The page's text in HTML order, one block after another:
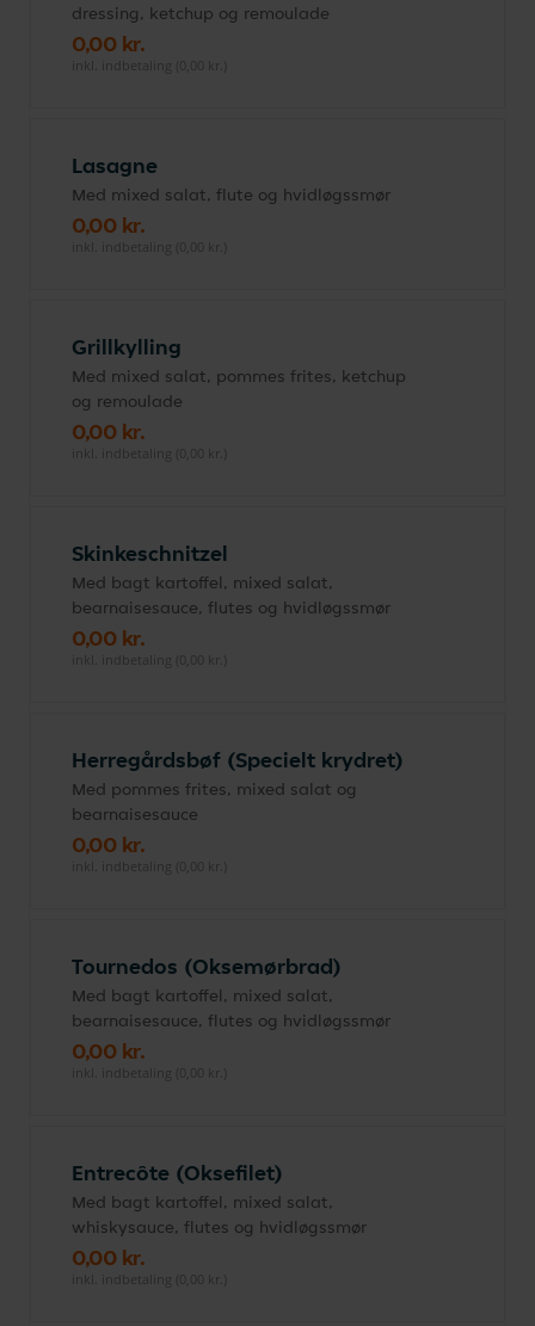
dressing, ketchup og remoulade
0,00 kr.
inkl. indbetaling (0,00 kr.)
Lasagne
Med mixed salat, flute og hvidløgssmør
0,00 kr.
inkl. indbetaling (0,00 kr.)
Grillkylling
Med mixed salat, pommes frites, ketchup
og remoulade
0,00 kr.
inkl. indbetaling (0,00 kr.)
Skinkeschnitzel
Med bagt kartoffel, mixed salat,
bearnaisesauce, flutes og hvidløgssmør
0,00 kr.
inkl. indbetaling (0,00 kr.)
Herregårdsbøf (Specielt krydret)
Med pommes frites, mixed salat og
bearnaisesauce
0,00 kr.
inkl. indbetaling (0,00 kr.)
Tournedos (Oksemørbrad)
Med bagt kartoffel, mixed salat,
bearnaisesauce, flutes og hvidløgssmør
0,00 kr.
inkl. indbetaling (0,00 kr.)
Entrecôte (Oksefilet)
Med bagt kartoffel, mixed salat,
whiskysauce, flutes og hvidløgssmør
0,00 kr.
inkl. indbetaling (0,00 kr.)